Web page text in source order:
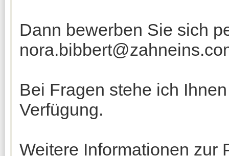
Dann bewerben Sie sich
Bei Fragen stehe ich
Verfügung.
Weitere Informationen zur